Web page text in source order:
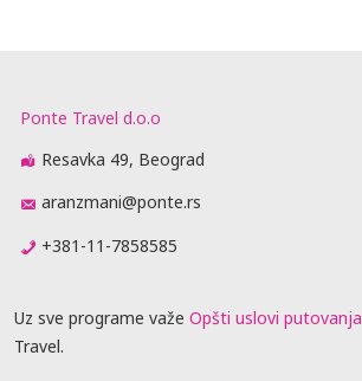
Ponte Travel d.o.o
Resavka 49, Beograd
aranzmani@ponte.rs
+381-11-7858585
Uz sve programe važe Opšti uslovi putovanja
Travel.